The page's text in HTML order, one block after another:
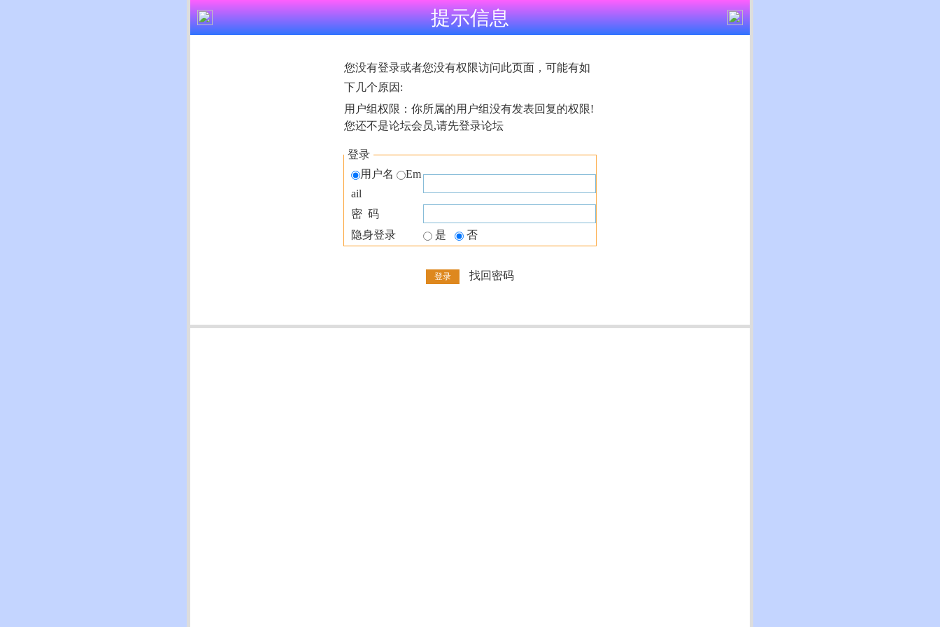
提示信息
您没有登录或者您没有权限访问此页面，可能有如
下几个原因:
用户组权限：你所属的用户组没有发表回复的权限!
您还不是论坛会员,请先登录论坛
登录
用户名
Em
ail
密 码
隐身登录
是 否
找回密码